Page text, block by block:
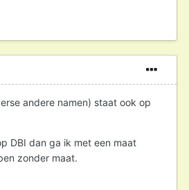
andere namen) staat ook op
DBI dan ga ik met een maat
zonder maat.